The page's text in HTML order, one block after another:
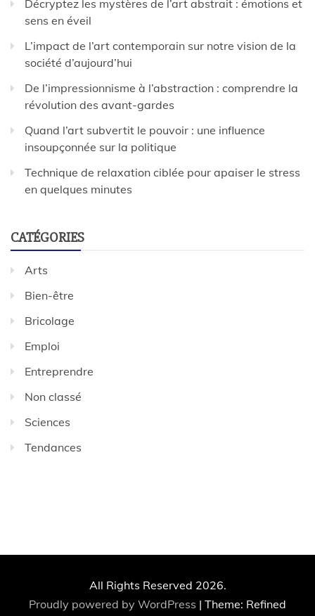
Décryptez les mystères de l’art abstrait : émotions et
sens en éveil
L’impact de l’art contemporain sur notre vision de la
société d’aujourd’hui
De l’impressionnisme à l’abstraction : comprendre la
révolution des avant-gardes
Quand l’art subvertit le pouvoir : une influence
insoupçonnée sur la politique
Technique de relaxation ciblée pour apaiser le stress
en quelques minutes
CATÉGORIES
Arts
Bien-être
Bricolage
Emploi
Entreprendre
Non classé
Sciences
Tendances
All Rights Reserved 2026.
Proudly powered by WordPress | Theme: Refined